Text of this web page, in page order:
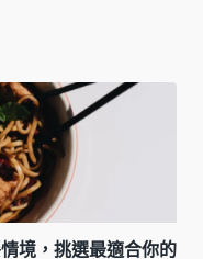
境，挑選最適合你的